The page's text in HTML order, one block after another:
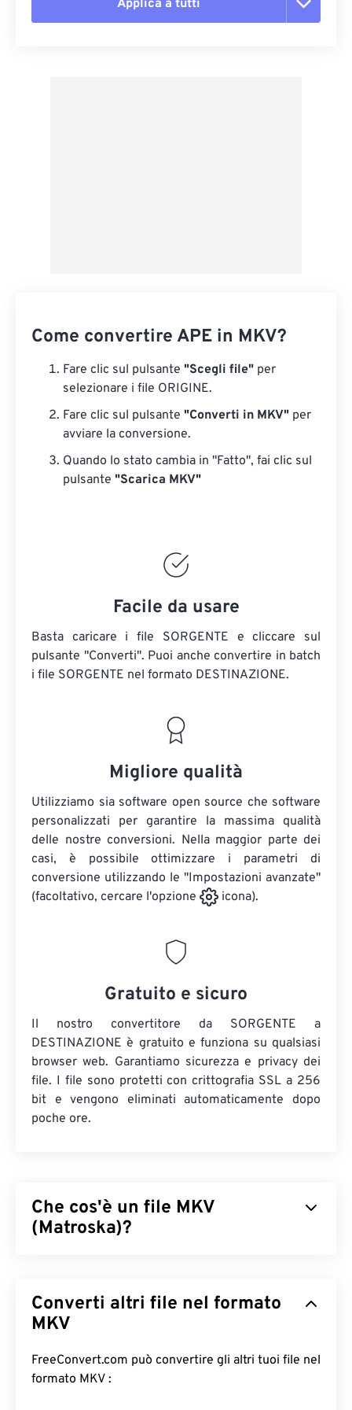
Applica a tutti
Come convertire APE in MKV?
Fare clic sul pulsante "Scegli file" per
selezionare i file ORIGINE.
Fare clic sul pulsante "Converti in MKV" per
avviare la conversione.
Quando lo stato cambia in "Fatto", fai clic sul
pulsante "Scarica MKV"
Facile da usare
Basta caricare i file SORGENTE e cliccare sul
pulsante "Converti". Puoi anche convertire in batch
i file SORGENTE nel formato DESTINAZIONE.
Migliore qualità
Utilizziamo sia software open source che software
personalizzati per garantire la massima qualità
delle nostre conversioni. Nella maggior parte dei
casi, è possibile ottimizzare i parametri di
conversione utilizzando le "Impostazioni avanzate"
(facoltativo, cercare l'opzione
icona).
Gratuito e sicuro
Il nostro convertitore da SORGENTE a
DESTINAZIONE è gratuito e funziona su qualsiasi
browser web. Garantiamo sicurezza e privacy dei
file. I file sono protetti con crittografia SSL a 256
bit e vengono eliminati automaticamente dopo
poche ore.
Che cos'è un file MKV
(Matroska)?
numero illimitato di file audiovisivi e multimediali in
un unico formato. Essendo open source, l'utente
nome deriva dalle "matrioske", un famoso tipo di
artigianato russo costituito da un insieme di
Converti altri file nel formato
MKV
FreeConvert.com può convertire gli altri tuoi file nel
formato MKV :